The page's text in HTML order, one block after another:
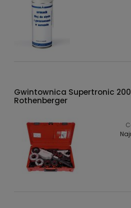
Gwintownica Supertronic
Rothenberger